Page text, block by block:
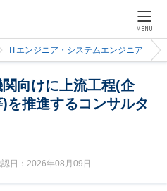
MENU
ITエンジニア・システムエンジニア
関向けに上流工程(企
を推進するコンサルタ
日：2026年08月09日